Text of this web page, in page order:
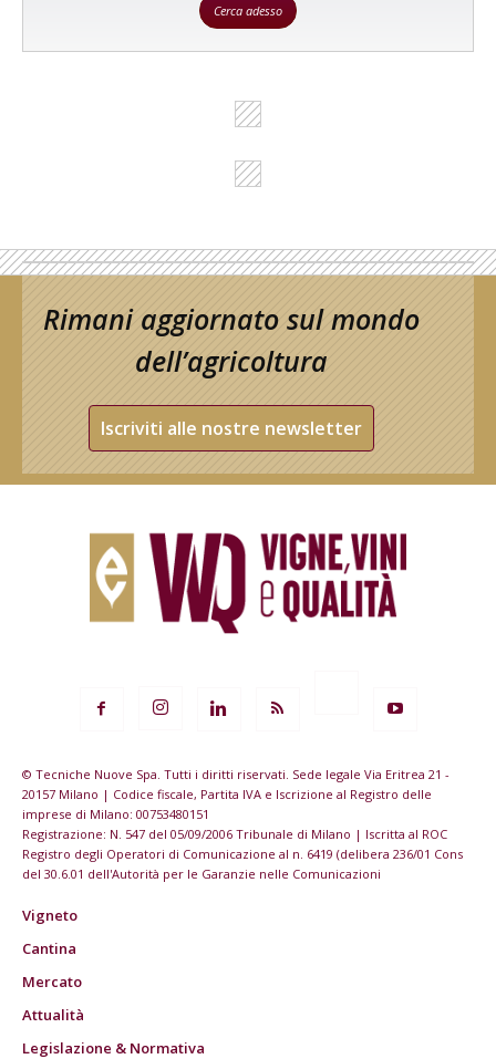
Cerca adesso
Rimani aggiornato sul mondo
dell’agricoltura
Iscriviti alle nostre newsletter
© Tecniche Nuove Spa. Tutti i diritti riservati. Sede legale Via Eritrea 21 -
20157 Milano | Codice fiscale, Partita IVA e Iscrizione al Registro delle
imprese di Milano: 00753480151
Registrazione: N. 547 del 05/09/2006 Tribunale di Milano | Iscritta al ROC
Registro degli Operatori di Comunicazione al n. 6419 (delibera 236/01 Cons
del 30.6.01 dell'Autorità per le Garanzie nelle Comunicazioni
Vigneto
Cantina
Mercato
Attualità
Legislazione & Normativa